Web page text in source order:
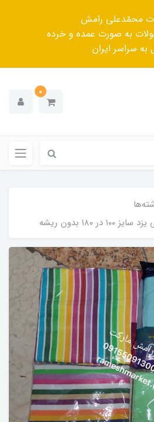
محمّدعلی رامش
به صورت عمده و خرده
به سراسر ایران
0
۱۸۰ بدون ریشه